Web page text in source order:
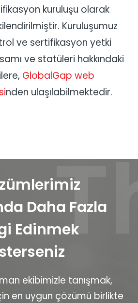
kuruluşu olarak
Kuruluşumuz
ve sertifikasyon yetki
ve statüleri hakkındaki
GlobalGap web
nden ulaşılabilmektedir.
Daha Fazla
Edinmek
ekibimizle tanışmak,
en uygun çözümü birlikte